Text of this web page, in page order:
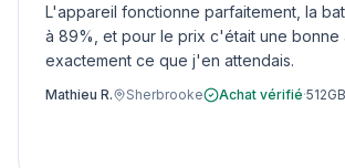
L'appareil fonctionne parfaitement, la
à 89%, et pour le prix c'était une bonne
exactement ce que j'en attendais.
Mathieu R. Sherbrooke Achat vérifié·512GB